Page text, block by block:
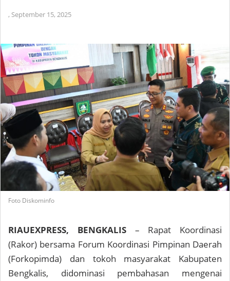
, September 15, 2025
Foto Diskominfo
RIAUEXPRESS, BENGKALIS– Rapat Koordinasi
(Rakor) bersama Forum Koordinasi Pimpinan Daerah
(Forkopimda) dan tokoh masyarakat Kabupaten
Bengkalis, didominasi pembahasan mengenai